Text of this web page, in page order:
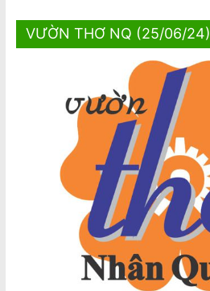
VƯỜN THƠ NQ (25/06/24)